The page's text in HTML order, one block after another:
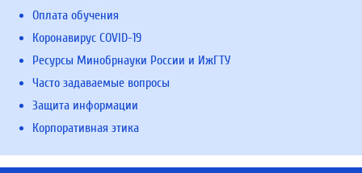
Оплата обучения
Коронавирус COVID-19
Ресурсы Минобрнауки России и ИжГТУ
Часто задаваемые вопросы
Защита информации
Корпоративная этика